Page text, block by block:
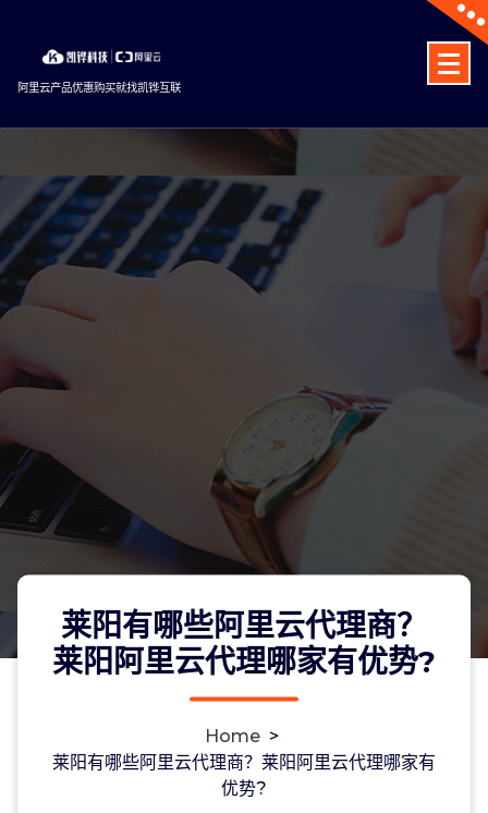
content
阿里云产品优惠购买就找凯铧互联
莱阳有哪些阿里云代理商？
莱阳阿里云代理哪家有优势?
Home >
莱阳有哪些阿里云代理商？莱阳阿里云代理哪家有
优势?
莱阳有哪些阿里云代理商？莱阳阿里云
代理哪家有优势?